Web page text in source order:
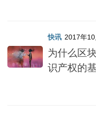
快讯 2017年10
为什么区
识产权的